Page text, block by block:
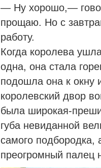
— Ну хорошо,—
прощаю. Но с
работу.
Когда королева
одна, она стала
подошла она к окну
королевский двор
была широкая-
губа невиданной
самого подбородка,
преогромный палец